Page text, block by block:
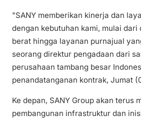
"SANY memberikan kinerja dan
dengan kebutuhan kami, mulai dari
berat hingga layanan purnajual
seorang direktur pengadaan dari
perusahaan tambang besar
penandatanganan kontrak, Jumat
Ke depan, SANY Group akan terus
pembangunan infrastruktur dan